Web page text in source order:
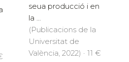
seua producció i en
la ...
(Publicacions de la
Universitat de
València, 2022) · 11 €